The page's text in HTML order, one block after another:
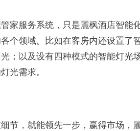
家服务系统，只是麗枫酒店智能
个领域。比如在客房内还设置了
；以及设有四种模式的智能灯光
光需求。
节，就能领先一步，赢得市场，